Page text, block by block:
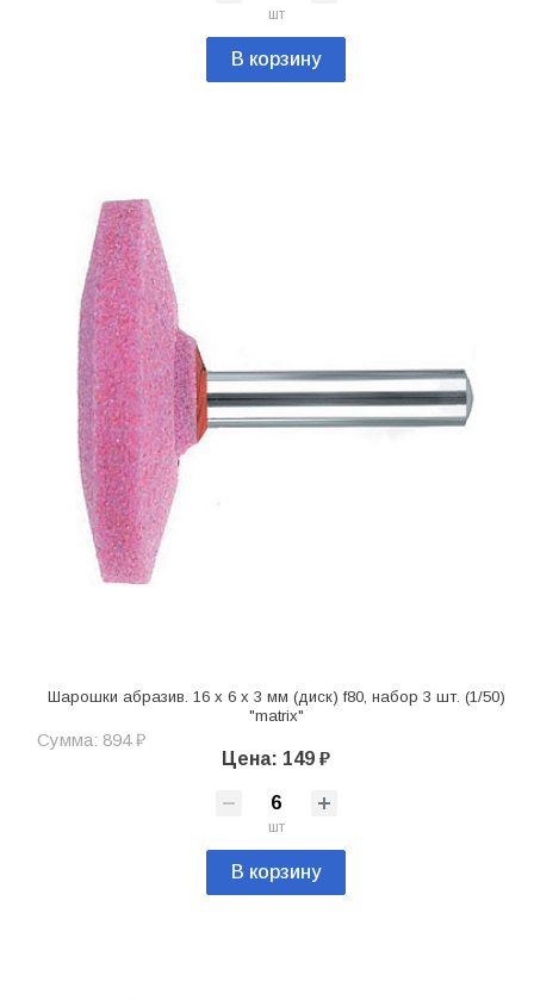
шт
В корзину
Шарошки абразив. 16 x 6 x 3 мм (диск) f80, набор 3 шт. (1/50)
"matrix"
Сумма: 894 ₽
Цена: 149 ₽
шт
В корзину